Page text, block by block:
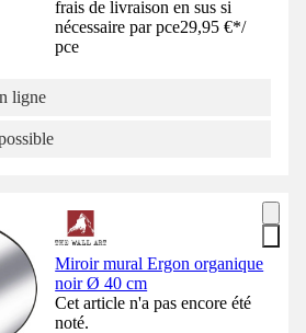
frais de livraison en sus si
nécessaire par pce29,95 €*/
pce
ligne
Miroir mural Ergon organique
noir Ø 40 cm
Cet article n'a pas encore été
noté.